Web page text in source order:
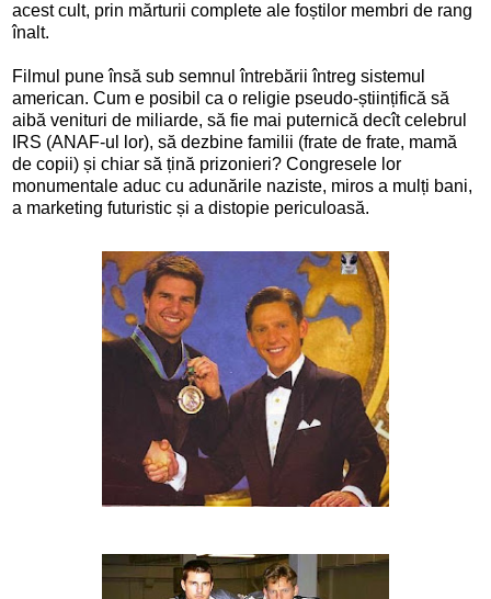
acest cult, prin mărturii complete ale foștilor membri de rang
înalt.
Filmul pune însă sub semnul întrebării întreg sistemul
american. Cum e posibil ca o religie pseudo-științifică să
aibă venituri de miliarde, să fie mai puternică decît celebrul
IRS (ANAF-ul lor), să dezbine familii (frate de frate, mamă
de copii) și chiar să țină prizonieri? Congresele lor
monumentale aduc cu adunările naziste, miros a mulți bani,
a marketing futuristic și a distopie periculoasă.